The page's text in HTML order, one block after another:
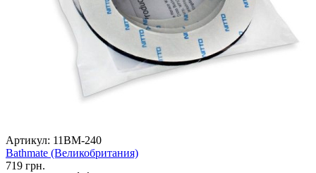
Артикул: 11BM-240
Bathmate (Великобритания)
719 грн.